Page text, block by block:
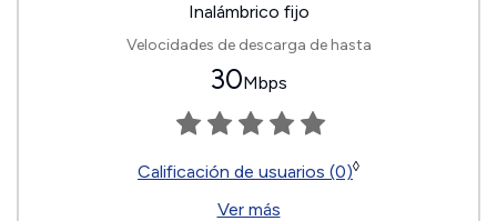
Inalámbrico fijo
Velocidades de descarga de hasta
30Mbps
Calificación de usuarios (0)◊
Ver más